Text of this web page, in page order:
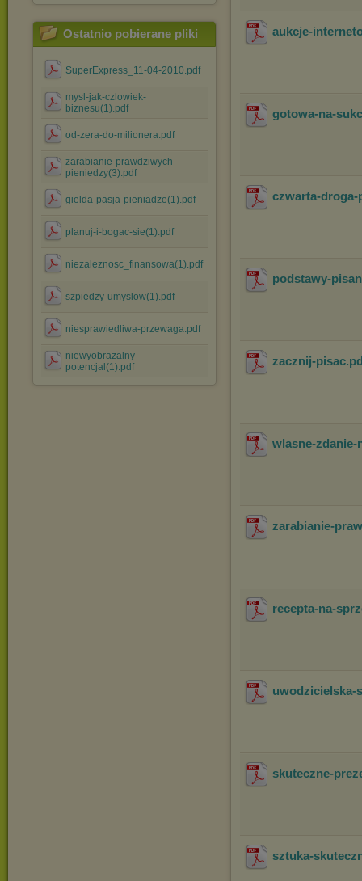
Ostatnio pobierane pliki
SuperExpress_11-04-2010.pdf
mysl-jak-czlowiek-
biznesu(1).pdf
od-zera-do-milionera.pdf
zarabianie-prawdziwych-
pieniedzy(3).pdf
gielda-pasja-pieniadze(1).pdf
planuj-i-bogac-sie(1).pdf
niezaleznosc_finansowa(1).pdf
szpiedzy-umyslow(1).pdf
niesprawiedliwa-przewaga.pdf
niewyobrazalny-
potencjal(1).pdf
aukcje-
gotowa-na-
czwarta-droga-
podstawy-
zacznij-pisac
wlasne-zdanie-
zarabianie-
recepta-na-
uwodzicielska-
skuteczne-
sztuka-